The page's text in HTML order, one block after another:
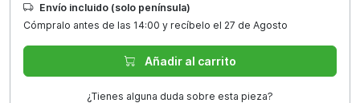
Envío incluido (solo península)
Cómpralo antes de las 14:00 y recíbelo el 27 de Agosto
Añadir al carrito
¿Tienes alguna duda sobre esta pieza?